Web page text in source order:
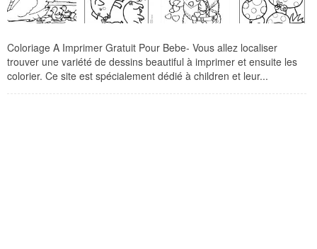
Coloriage A Imprimer Gratuit Pour Bebe- Vous allez localiser
trouver une variété de dessins beautiful à imprimer et ensuite les
colorier. Ce site est spécialement dédié à children et leur...